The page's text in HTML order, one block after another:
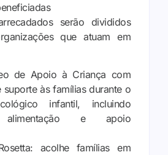
serão divididos
que atuam em
de Apoio à Criança com
suporte às famílias durante o
infantil, incluindo
alimentação e apoio
acolhe famílias em